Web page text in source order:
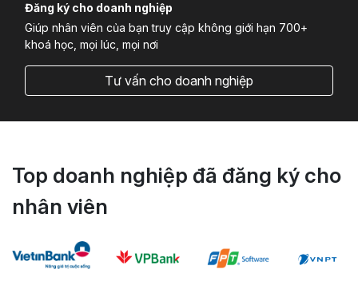
Đăng ký cho doanh nghiệp
Giúp nhân viên của bạn truy cập không giới hạn 700+
khoá học, mọi lúc, mọi nơi
Tư vấn cho doanh nghiệp
Top doanh nghiệp đã đăng ký cho
nhân viên